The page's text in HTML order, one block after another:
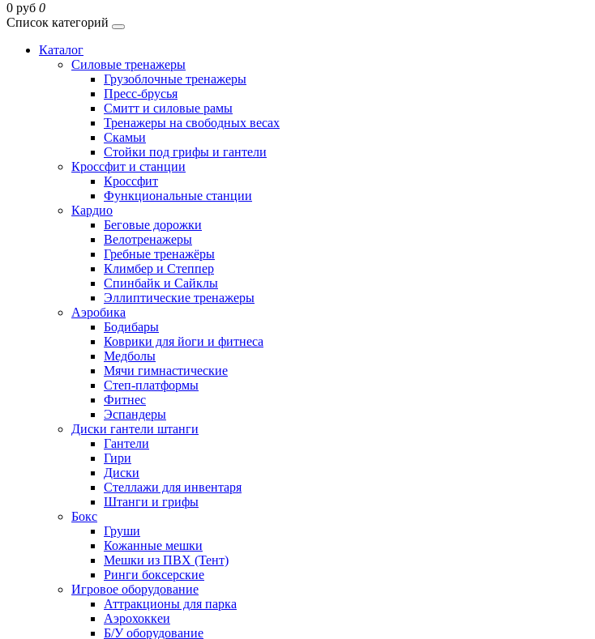
0 руб 0
Список категорий
Каталог
Силовые тренажеры
Грузоблочные тренажеры
Пресс-брусья
Смитт и силовые рамы
Тренажеры на свободных весах
Скамьи
Стойки под грифы и гантели
Кроссфит и станции
Кроссфит
Функциональные станции
Кардио
Беговые дорожки
Велотренажеры
Гребные тренажёры
Климбер и Степпер
Спинбайк и Сайклы
Эллиптические тренажеры
Аэробика
Бодибары
Коврики для йоги и фитнеса
Медболы
Мячи гимнастические
Степ-платформы
Фитнес
Эспандеры
Диски гантели штанги
Гантели
Гири
Диски
Стеллажи для инвентаря
Штанги и грифы
Бокс
Груши
Кожанные мешки
Мешки из ПВХ (Тент)
Ринги боксерские
Игровое оборудование
Аттракционы для парка
Аэрохоккеи
Б/У оборудование